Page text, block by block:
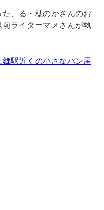
、る・穂のかさんのお
ライターマメさんが執
駅近くの小さなパン屋